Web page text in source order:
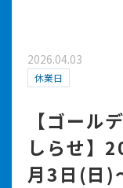
2026.04.03
休業日
【ゴール
しらせ】
月3日(日)